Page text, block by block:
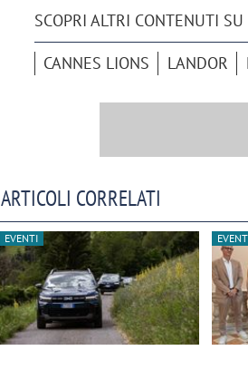
SCOPRI ALTRI CONTENUTI SU
CANNES LIONS LANDOR
ARTICOLI CORRELATI
EVENTI